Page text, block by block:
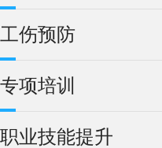
工伤预防
专项培训
职业技能提升